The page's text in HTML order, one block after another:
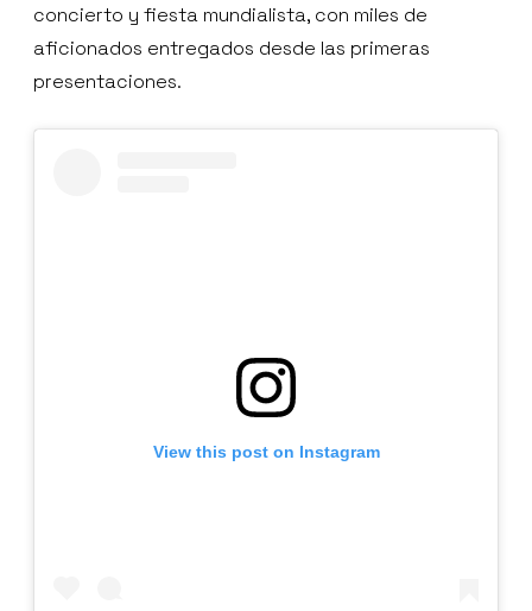
concierto y fiesta mundialista, con miles de
aficionados entregados desde las primeras
presentaciones.
View this post on Instagram